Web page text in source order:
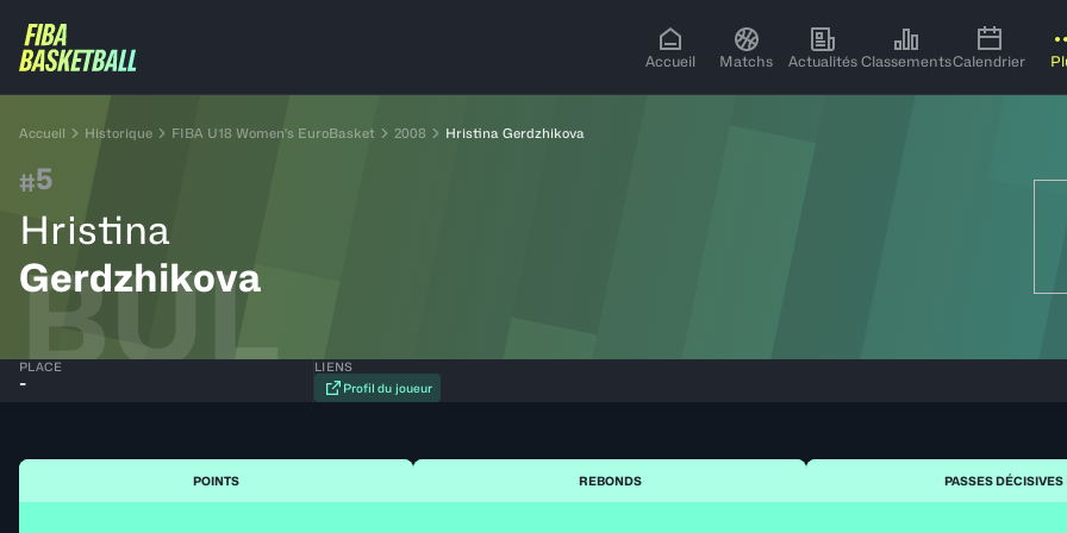
Accueil Matchs Actualités ClassementsCalendrier
Accueil Historique FIBA U18 Women's EuroBasket 2008 Hristina Gerdzhikova
#5
Hristina
Gerdzhikova
BUL
PLACE
-
LIENS
Profil du joueur
POINTS REBONDS PASSES DÉCISIVES